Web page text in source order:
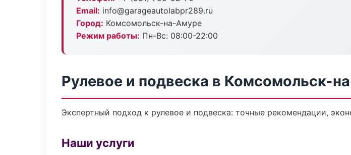
Email: info@garageautolabpr289.ru
Город: Комсомольск-на-Амуре
Режим работы: Пн-Вс: 08:00-22:00
Рулевое и подвеска в Комсомольск-
Экспертный подход к рулевое и подвеска: точные рекомендации,
Наши услуги